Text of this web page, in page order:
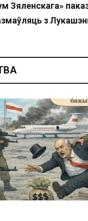
Зяленскага»
з